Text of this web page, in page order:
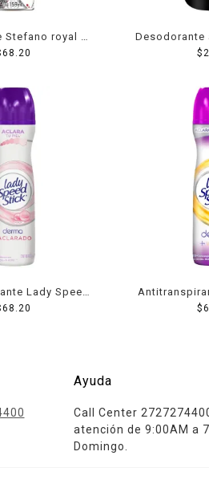
royal en
caballero 159 ml
68.20
Desodorante
Garnier
$
Lady Speed
+ aclarado en
68.20
Stick derma
$
Ayuda
Call Center
atención de 9:00AM a
Domingo.